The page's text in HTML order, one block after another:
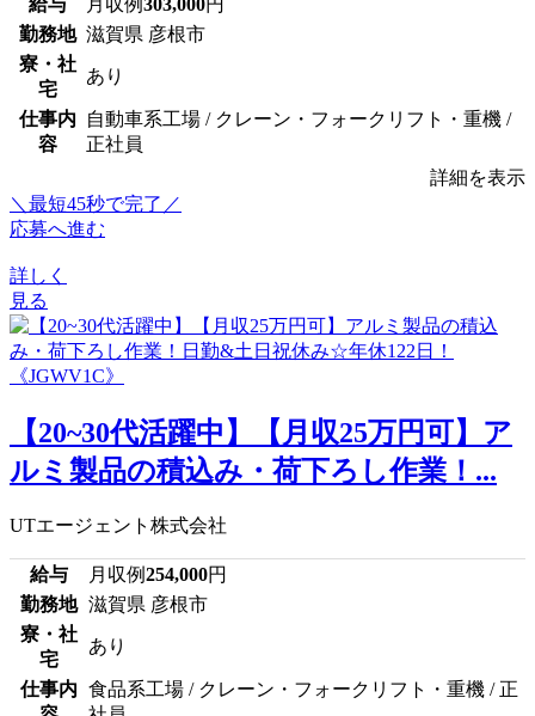
勤務地 滋賀県 彦根市
寮・社
宅
あり
仕事内
容
自動車系工場 / クレーン・フォークリフト・重機 /
正社員
詳細を表示
＼最短45秒で完了／
応募へ進む
詳しく
見る
【20~30代活躍中】【月収25万円可】ア
ルミ製品の積込み・荷下ろし作業！...
UTエージェント株式会社
給与 月収例254,000円
勤務地 滋賀県 彦根市
寮・社
宅
あり
仕事内 食品系工場 / クレーン・フォークリフト・重機 / 正